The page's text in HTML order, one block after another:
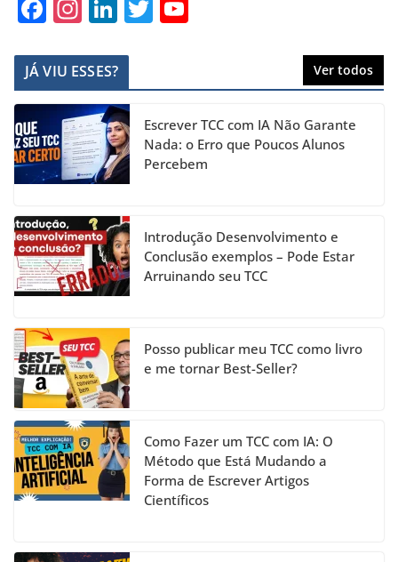
F
c
e
b
o
o
k
In
a
gr
a
m
Li
k
e
dI
n
T
er T
u
b
e
h
a
n
el
JÁ VIU ESSES? Ver todos
Escrever TCC com IA Não Garante
Nada: o Erro que Poucos Alunos
Percebem
Introdução Desenvolvimento e
Conclusão exemplos – Pode Estar
Arruinando seu TCC
Posso publicar meu TCC como livro
e me tornar Best-Seller?
Como Fazer um TCC com IA: O
Método que Está Mudando a
Forma de Escrever Artigos
Científicos